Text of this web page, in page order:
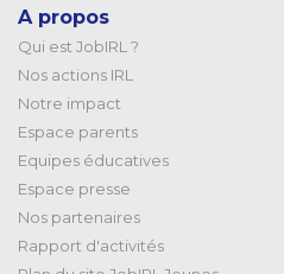
A propos
Qui est JobIRL ?
Nos actions IRL
Notre impact
Espace parents
Equipes éducatives
Espace presse
Nos partenaires
Rapport d'activités